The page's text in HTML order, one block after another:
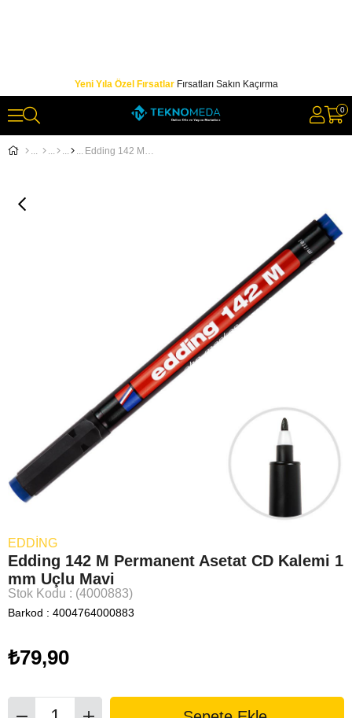
Yeni Yıla Özel FırsatlarFırsatları Sakın Kaçırma
0
Edding 142 M Permanent Asetat CD Kalemi 1 mm Uçlu Mavi
EDDING
Edding 142 M Permanent Asetat CD Kalemi 1
mm Uçlu Mavi
Stok Kodu (4000883)
Barkod : 4004764000883
₺79,90